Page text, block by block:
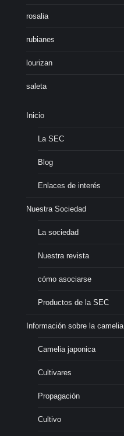
rosalia
rubianes
lourizan
saleta
Inicio
La SEC
Blog
Enlaces de interés
Nuestra Sociedad
La sociedad
Nuestra revista
cómo asociarse
Productos de la SEC
Información sobre la camelia
Camelia japonica
Cultivares
Propagación
Cultivo